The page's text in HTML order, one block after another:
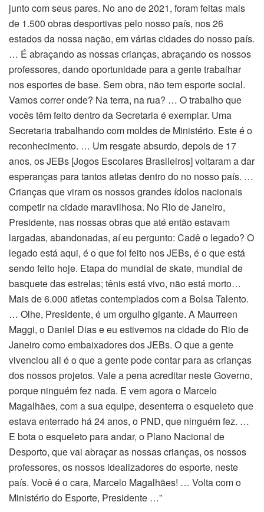
junto com seus pares. No ano de 2021, foram feitas mais
de 1.500 obras desportivas pelo nosso país, nos 26
estados da nossa nação, em várias cidades do nosso país.
… É abraçando as nossas crianças, abraçando os nossos
professores, dando oportunidade para a gente trabalhar
nos esportes de base. Sem obra, não tem esporte social.
Vamos correr onde? Na terra, na rua? … O trabalho que
vocês têm feito dentro da Secretaria é exemplar. Uma
Secretaria trabalhando com moldes de Ministério. Este é o
reconhecimento. … Um resgate absurdo, depois de 17
anos, os JEBs [Jogos Escolares Brasileiros] voltaram a dar
esperanças para tantos atletas dentro do no nosso país. …
Crianças que viram os nossos grandes ídolos nacionais
competir na cidade maravilhosa. No Rio de Janeiro,
Presidente, nas nossas obras que até então estavam
largadas, abandonadas, aí eu pergunto: Cadê o legado? O
legado está aqui, é o que foi feito nos JEBs, é o que está
sendo feito hoje. Etapa do mundial de skate, mundial de
basquete das estrelas; tênis está vivo, não está morto…
Mais de 6.000 atletas contemplados com a Bolsa Talento.
… Olhe, Presidente, é um orgulho gigante. A Maurreen
Maggi, o Daniel Dias e eu estivemos na cidade do Rio de
Janeiro como embaixadores dos JEBs. O que a gente
vivenciou ali é o que a gente pode contar para as crianças
dos nossos projetos. Vale a pena acreditar neste Governo,
porque ninguém fez nada. E vem agora o Marcelo
Magalhães, com a sua equipe, desenterra o esqueleto que
estava enterrado há 24 anos, o PND, que ninguém fez. …
E bota o esqueleto para andar, o Plano Nacional de
Desporto, que vai abraçar as nossas crianças, os nossos
professores, os nossos idealizadores do esporte, neste
país. Você é o cara, Marcelo Magalhães! … Volta com o
Ministério do Esporte, Presidente …”